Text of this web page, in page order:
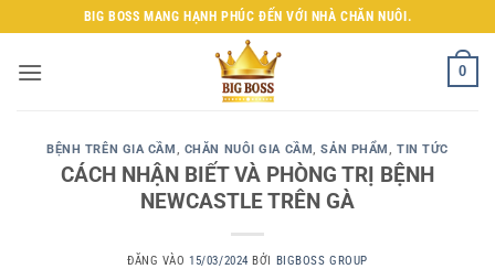
qua
nội
BIG BOSS MANG HẠNH PHÚC ĐẾN VỚI NHÀ CHĂN NUÔI.
0
BỆNH TRÊN GIA CẦM, CHĂN NUÔI GIA CẦM,SẢN PHẨM, TIN TỨC
CÁCH NHẬN BIẾT VÀ PHÒNG TRỊ BỆNH
NEWCASTLE TRÊN GÀ
ĐĂNG VÀO15/03/2024 BỞI BIGBOSS GROUP